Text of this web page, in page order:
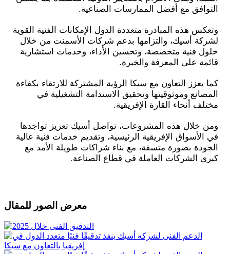
التوافق مع أفضل الممارسات الصناعية.
وتعكس هذه المبادرة متعددة الدول الإمكانات الفنية القوية
لشركة أسيك، والتزامها بدعم شركات الأسمنت من خلال
حلول فنية متخصصة، وتحسين الأداء، وخدمات استشارية
قائمة على المعرفة والخبرة.
كما يعزز التعاون مع سيكا الرؤية المشتركة للارتقاء بكفاءة
المصانع وموثوقيتها وتحقيق الاستدامة التشغيلية في
مختلف أنحاء القارة الإفريقية.
ومن خلال هذه المشروعات، تواصل أسيك تعزيز تواجدها
في الأسواق الإفريقية الرئيسية، وتقديم خدمات فنية عالية
الجودة بصورة متسقة، مع بناء شراكات طويلة الأمد مع
كبرى الشركات العاملة في قطاع الصناعة.
معرض الصور للمقال